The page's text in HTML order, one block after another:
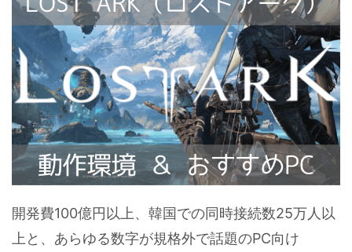
開発費100億円以上、韓国での同時接続数25万人以
上と、あらゆる数字が規格外で話題のPC向け